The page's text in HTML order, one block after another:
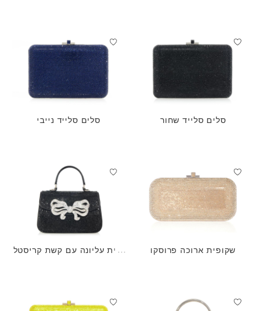
סלים סלייד שחור סלים סלייד נייבי
שקופית ארוכה פרוסקו
ידית עליונה עם קשת קריסטל